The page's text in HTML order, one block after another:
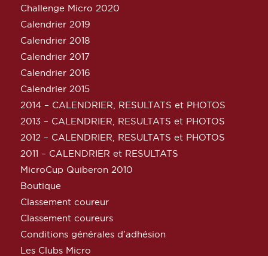
Challenge Micro 2020
Calendrier 2019
Calendrier 2018
Calendrier 2017
Calendrier 2016
Calendrier 2015
2014 – CALENDRIER, RESULTATS et PHOTOS
2013 – CALENDRIER, RESULTATS et PHOTOS
2012 – CALENDRIER, RESULTATS et PHOTOS
2011 – CALENDRIER et RESULTATS
MicroCup Quiberon 2010
Boutique
Classement coureur
Classement coureurs
Conditions générales d’adhésion
Les Clubs Micro